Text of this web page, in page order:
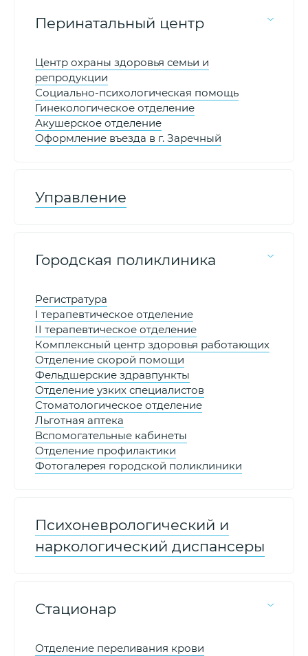
Перинатальный центр
Центр охраны здоровья семьи и
репродукции
Социально-психологическая помощь
Гинекологическое отделение
Акушерское отделение
Оформление въезда в г. Заречный
Управление
Городская поликлиника
Регистратура
I терапевтическое отделение
II терапевтическое отделение
Комплексный центр здоровья работающих
Отделение скорой помощи
Фельдшерские здравпункты
Отделение узких специалистов
Стоматологическое отделение
Льготная аптека
Вспомогательные кабинеты
Отделение профилактики
Фотогалерея городской поликлиники
Психоневрологический и
наркологический диспансеры
Стационар
Отделение переливания крови